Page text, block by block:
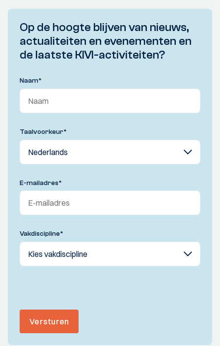
Op de hoogte blijven van nieuws,
actualiteiten en evenementen en
de laatste KIVI-activiteiten?
Naam*
Taalvoorkeur*
E-mailadres*
Vakdiscipline*
Versturen